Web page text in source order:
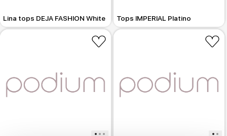
Lina tops DEJA FASHION White Tops IMPERIAL Platino